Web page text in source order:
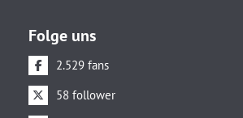
Folge uns
2.529 fans
58 follower